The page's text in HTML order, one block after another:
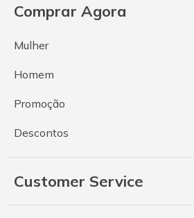
Comprar Agora
Mulher
Homem
Promoção
Descontos
Customer Service